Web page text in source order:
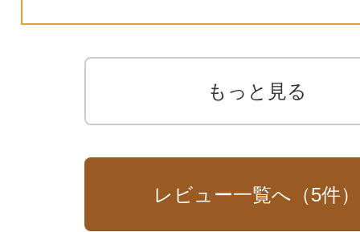
もっと見る
レビュー一覧へ（5件）